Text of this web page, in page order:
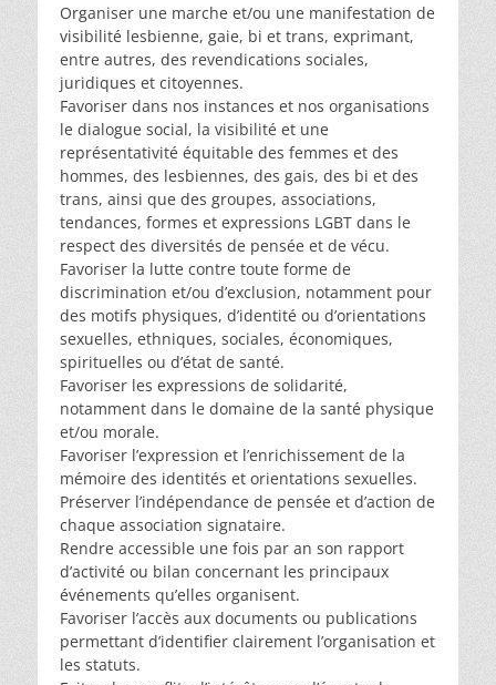
Organiser une marche et/ou une manifestation de
visibilité lesbienne, gaie, bi et trans, exprimant,
entre autres, des revendications sociales,
juridiques et citoyennes.
Favoriser dans nos instances et nos organisations
le dialogue social, la visibilité et une
représentativité équitable des femmes et des
hommes, des lesbiennes, des gais, des bi et des
trans, ainsi que des groupes, associations,
tendances, formes et expressions LGBT dans le
respect des diversités de pensée et de vécu.
Favoriser la lutte contre toute forme de
discrimination et/ou d’exclusion, notamment pour
des motifs physiques, d’identité ou d’orientations
sexuelles, ethniques, sociales, économiques,
spirituelles ou d’état de santé.
Favoriser les expressions de solidarité,
notamment dans le domaine de la santé physique
et/ou morale.
Favoriser l’expression et l’enrichissement de la
mémoire des identités et orientations sexuelles.
Préserver l’indépendance de pensée et d’action de
chaque association signataire.
Rendre accessible une fois par an son rapport
d’activité ou bilan concernant les principaux
événements qu’elles organisent.
Favoriser l’accès aux documents ou publications
permettant d’identifier clairement l’organisation et
les statuts.